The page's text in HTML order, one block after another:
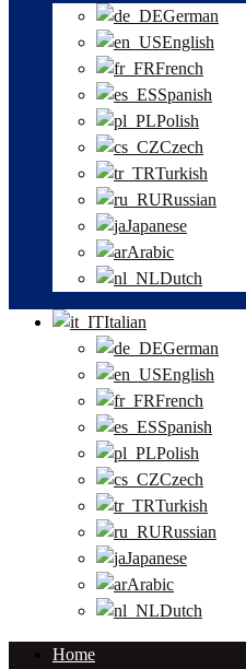
German
English
French
Spanish
Polish
Czech
Turkish
Russian
Japanese
Arabic
Dutch
Italian
German
English
French
Spanish
Polish
Czech
Turkish
Russian
Japanese
Arabic
Dutch
Home